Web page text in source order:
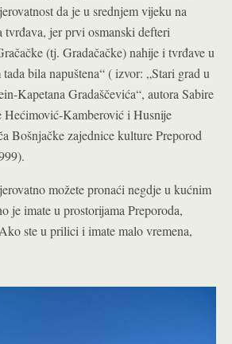
da je u srednjem vijeku na
tvrđava, jer prvi osmanski defteri
(tj. Gradačačke) nahije i tvrđave u
bila napuštena“ ( izvor: „Stari grad u
Kapetana Gradaščevića“, autora Sabire
Hećimović-Kamberović i Husnije
Bošnjačke zajednice kulture Preporod
možete pronaći negdje u kućnim
je imate u prostorijama Preporoda,
ste u prilici i imate malo vremena,